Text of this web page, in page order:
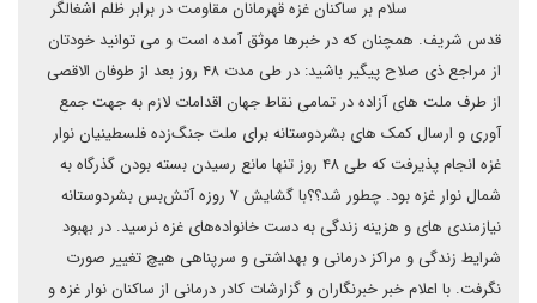
سلام بر ساکنان غزه قهرمانان مقاومت در برابر ظلم اشغالگر
قدس شریف. همچنان که در خبرها موثق آمده است و می توانید خودتان
از مراجع ذی صلاح پیگیر باشید: در طی مدت ۴۸ روز بعد از طوفان الاقصی
از طرف ملت های آزاده در تمامی نقاط جهان اقدامات لازم به جهت جمع
آوری و ارسال کمک های بشردوستانه برای ملت جنگ‌زده فلسطینیان نوار
غزه انجام پذیرفت که طی ۴۸ روز تنها مانع رسیدن بسته بودن گذرگاه به
شمال نوار غزه بود. چطور شد؟؟با گشایش ۷ روزه آتش‌بس بشردوستانه
نیازمندی های و هزینه زندگی به دست خانواده‌های غزه نرسید. در بهبود
شرایط زندگی و مراکز درمانی و بهداشتی و سرپناهی هیچ تغییر صورت
نگرفت. با اعلام خبر خبرنگاران و گزارشات کادر درمانی از ساکنان نوار غزه و